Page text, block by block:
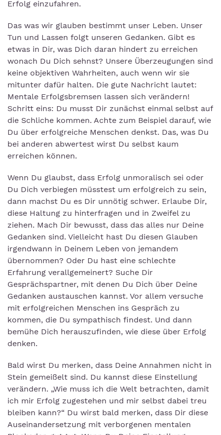
Erfolg einzufahren.
Das was wir glauben bestimmt unser Leben. Unser
Tun und Lassen folgt unseren Gedanken. Gibt es
etwas in Dir, was Dich daran hindert zu erreichen
wonach Du Dich sehnst? Unsere Überzeugungen sind
keine objektiven Wahrheiten, auch wenn wir sie
mitunter dafür halten. Die gute Nachricht lautet:
Mentale Erfolgsbremsen lassen sich verändern!
Schritt eins: Du musst Dir zunächst einmal selbst auf
die Schliche kommen. Achte zum Beispiel darauf, wie
Du über erfolgreiche Menschen denkst. Das, was Du
bei anderen abwertest wirst Du selbst kaum
erreichen können.
Wenn Du glaubst, dass Erfolg unmoralisch sei oder
Du Dich verbiegen müsstest um erfolgreich zu sein,
dann machst Du es Dir unnötig schwer. Erlaube Dir,
diese Haltung zu hinterfragen und in Zweifel zu
ziehen. Mach Dir bewusst, dass das alles nur Deine
Gedanken sind. Vielleicht hast Du diesen Glauben
irgendwann in Deinem Leben von jemandem
übernommen? Oder Du hast eine schlechte
Erfahrung verallgemeinert? Suche Dir
Gesprächspartner, mit denen Du Dich über Deine
Gedanken austauschen kannst. Vor allem versuche
mit erfolgreichen Menschen ins Gespräch zu
kommen, die Du sympathisch findest. Und dann
bemühe Dich herauszufinden, wie diese über Erfolg
denken.
Bald wirst Du merken, dass Deine Annahmen nicht in
Stein gemeißelt sind. Du kannst diese Einstellung
verändern. „Wie muss ich die Welt betrachten, damit
ich mir Erfolg zugestehen und mir selbst dabei treu
bleiben kann?“ Du wirst bald merken, dass Dir diese
Auseinandersetzung mit verborgenen mentalen